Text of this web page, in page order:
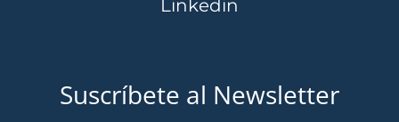
Linkedin
Suscríbete al Newsletter